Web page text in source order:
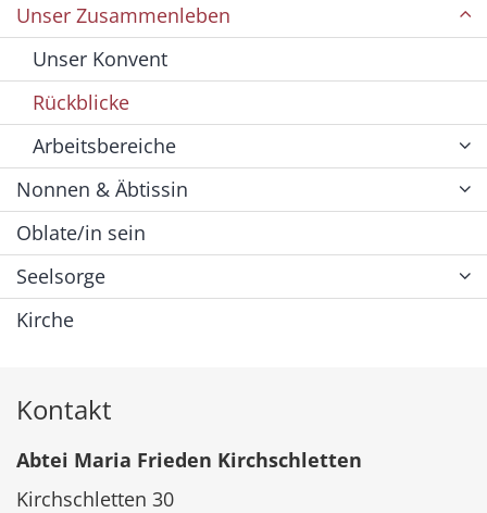
Unser Zusammenleben
Unser Konvent
Rückblicke
Arbeitsbereiche
Nonnen & Äbtissin
Oblate/in sein
Seelsorge
Kirche
Kontakt
Abtei Maria Frieden Kirchschletten
Kirchschletten 30